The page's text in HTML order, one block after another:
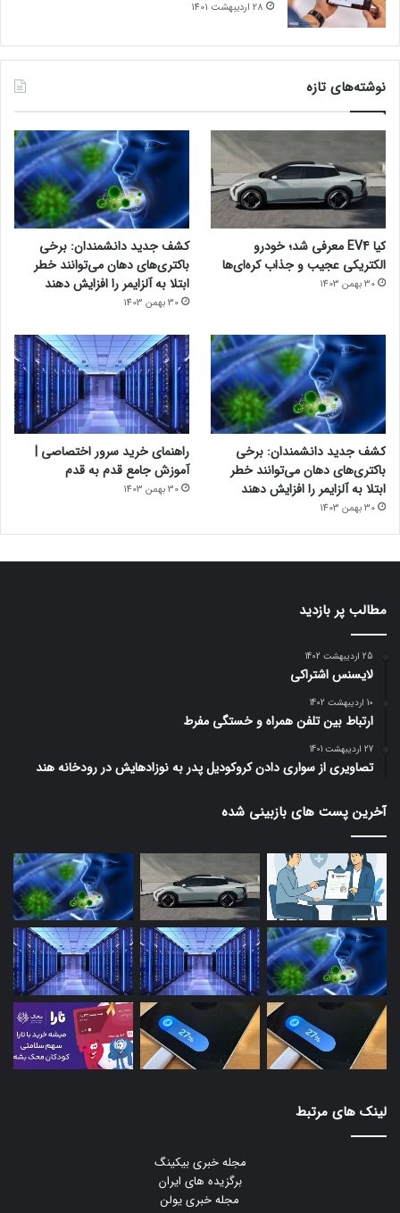
28 اردیبهشت 1401
نوشته‌های تازه
کیا EV4 معرفی شد؛ خودرو
الکتریکی عجیب و جذاب کره‌ای‌ها
30 بهمن 1403
کشف جدید دانشمندان: برخی
باکتری‌های دهان می‌توانند خطر
ابتلا به آلزایمر را افزایش دهند
30 بهمن 1403
کشف جدید دانشمندان: برخی
باکتری‌های دهان می‌توانند خطر
ابتلا به آلزایمر را افزایش دهند
30 بهمن 1403
راهنمای خرید سرور اختصاصی |
آموزش جامع قدم به قدم
30 بهمن 1403
مطالب پر بازدید
25 اردیبهشت 1402
لایسنس اشتراکی
10 اردیبهشت 1402
ارتباط بین تلفن همراه و خستگی مفرط
27 اردیبهشت 1401
تصاویری از سواری دادن کروکودیل پدر به نوزادهایش در رودخانه هند
آخرین پست های بازبینی شده
لینک های مرتبط
مجله خبری بیکینگ
برگزیده های ایران
مجله خبری یولن